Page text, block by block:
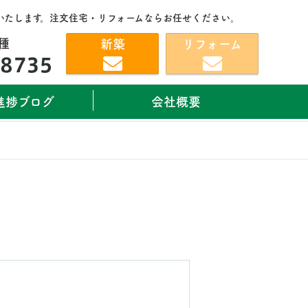
します。注文住宅・リフォームならお任せください。
新築 リフォーム
捗ブログ 会社概要